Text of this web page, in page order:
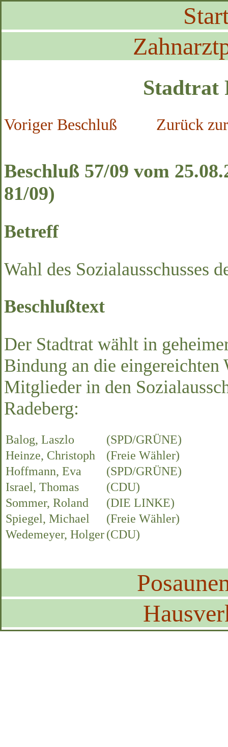
Stadtrat
Voriger Beschluß Zurück
Beschluß 57/09 vom
81/09)
Betreff
Wahl des Sozialausschusses
Beschlußtext
Der Stadtrat wählt in
Bindung an die eingereichten
Mitglieder in den
Radeberg:
Balog, Laszlo
(SPD/GRÜNE)
Heinze, Christoph
(Freie Wähler)
Hoffmann, Eva
(SPD/GRÜNE)
Israel, Thomas
(CDU)
Sommer, Roland
(DIE LINKE)
Spiegel, Michael
(Freie Wähler)
Wedemeyer, Holger(CDU)